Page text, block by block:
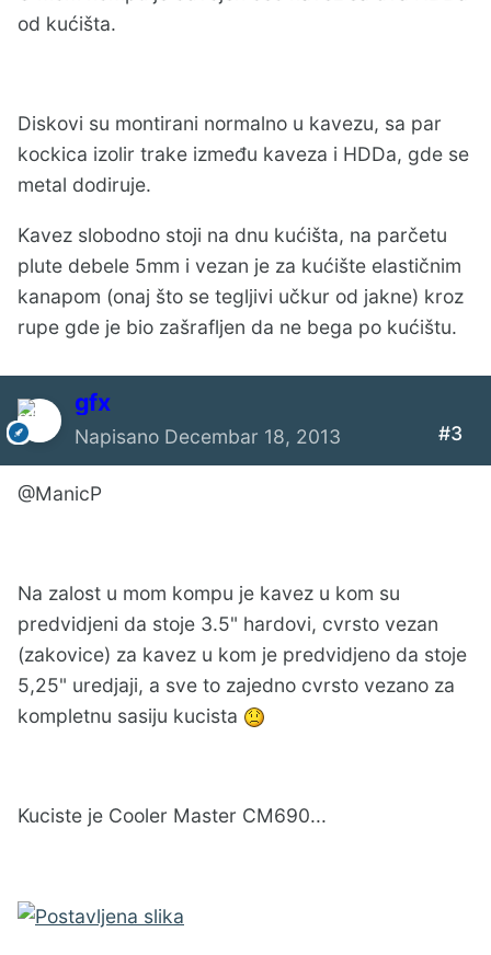
od kućišta.
Diskovi su montirani normalno u kavezu, sa par
kockica izolir trake između kaveza i HDDa, gde se
metal dodiruje.
Kavez slobodno stoji na dnu kućišta, na parčetu
plute debele 5mm i vezan je za kućište elastičnim
kanapom (onaj što se tegljivi učkur od jakne) kroz
rupe gde je bio zašrafljen da ne bega po kućištu.
gfx
Napisano Decembar 18, 2013 #3
@ManicP
Na zalost u mom kompu je kavez u kom su
predvidjeni da stoje 3.5" hardovi, cvrsto vezan
(zakovice) za kavez u kom je predvidjeno da stoje
5,25" uredjaji, a sve to zajedno cvrsto vezano za
kompletnu sasiju kucista
Kuciste je Cooler Master CM690...